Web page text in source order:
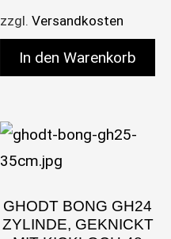
zzgl.Versandkosten
In den Warenkorb
GHODT BONG GH24
ZYLINDE, GEKNICKT